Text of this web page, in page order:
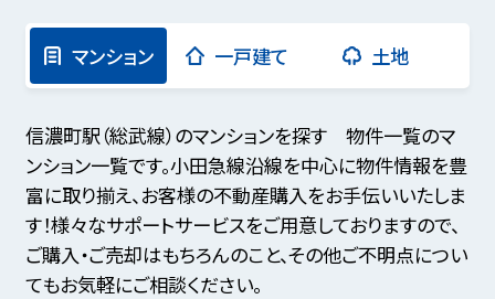
マンション 一戸建て 土地
信濃町駅（総武線）のマンションを探す 物件一覧のマ
ンション一覧です。小田急線沿線を中心に物件情報を豊
富に取り揃え、お客様の不動産購入をお手伝いいたしま
す！様々なサポートサービスをご用意しておりますので、
ご購入・ご売却はもちろんのこと、その他ご不明点につい
てもお気軽にご相談ください。